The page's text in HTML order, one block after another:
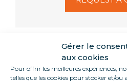
Gérer le
aux cookies
Pour offrir les meilleures expériences,
telles que les cookies pour stocker et/
Informations